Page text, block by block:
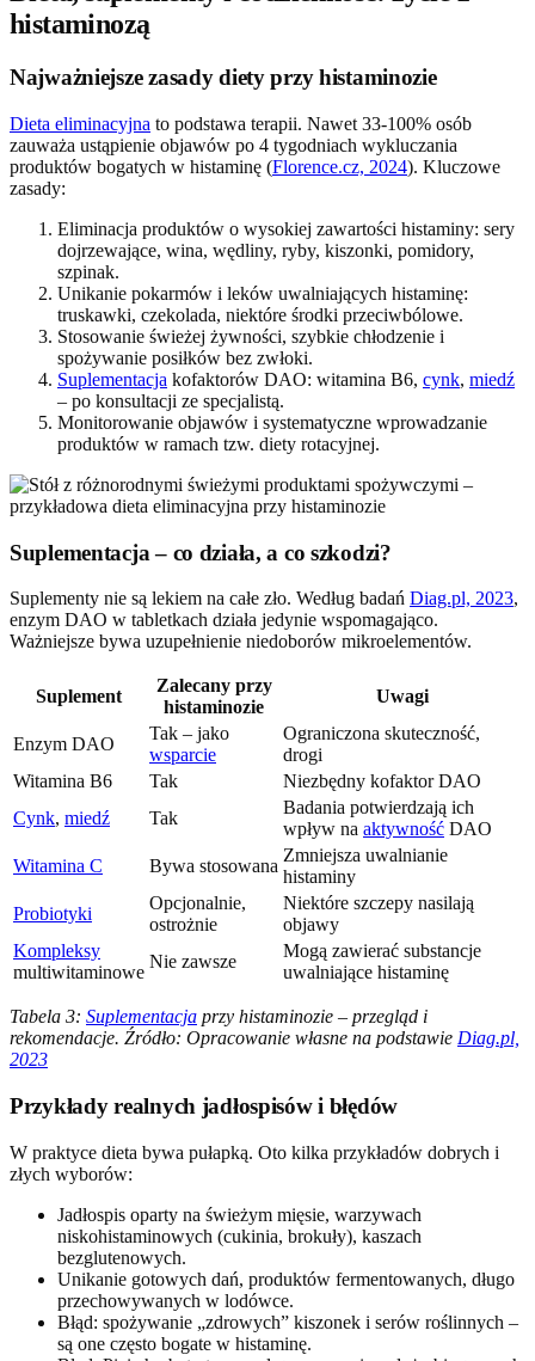
histaminozą
Najważniejsze zasady diety przy histaminozie
Dieta eliminacyjna to podstawa terapii. Nawet 33-100% osób
zauważa ustąpienie objawów po 4 tygodniach wykluczania
produktów bogatych w histaminę (Florence.cz, 2024). Kluczowe
zasady:
Eliminacja produktów o wysokiej zawartości histaminy: sery
dojrzewające, wina, wędliny, ryby, kiszonki, pomidory,
szpinak.
Unikanie pokarmów i leków uwalniających histaminę:
truskawki, czekolada, niektóre środki przeciwbólowe.
Stosowanie świeżej żywności, szybkie chłodzenie i
spożywanie posiłków bez zwłoki.
Suplementacja kofaktorów DAO: witamina B6, cynk, miedź
– po konsultacji ze specjalistą.
Monitorowanie objawów i systematyczne wprowadzanie
produktów w ramach tzw. diety rotacyjnej.
Suplementacja – co działa, a co szkodzi?
Suplementy nie są lekiem na całe zło. Według badań Diag.pl, 2023,
enzym DAO w tabletkach działa jedynie wspomagająco.
Ważniejsze bywa uzupełnienie niedoborów mikroelementów.
Suplement
Zalecany przy
histaminozie
Uwagi
Enzym DAO
Tak – jako
wsparcie
Ograniczona skuteczność,
drogi
Witamina B6
Tak
Niezbędny kofaktor DAO
Cynk, miedź Tak
Badania potwierdzają ich
wpływ na aktywność DAO
Witamina C
Bywa stosowana
Zmniejsza uwalnianie
histaminy
Probiotyki
Opcjonalnie,
ostrożnie
Niektóre szczepy nasilają
objawy
Kompleksy
multiwitaminowe
Nie zawsze
Mogą zawierać substancje
uwalniające histaminę
Tabela 3: Suplementacja przy histaminozie – przegląd i
rekomendacje. Źródło: Opracowanie własne na podstawie Diag.pl,
2023
Przykłady realnych jadłospisów i błędów
W praktyce dieta bywa pułapką. Oto kilka przykładów dobrych i
złych wyborów:
Jadłospis oparty na świeżym mięsie, warzywach
niskohistaminowych (cukinia, brokuły), kaszach
bezglutenowych.
Unikanie gotowych dań, produktów fermentowanych, długo
przechowywanych w lodówce.
Błąd: spożywanie „zdrowych” kiszonek i serów roślinnych –
są one często bogate w histaminę.